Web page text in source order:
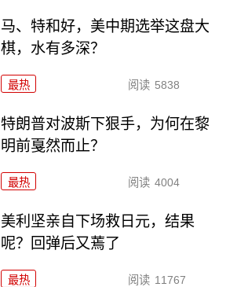
马、特和好，美中期选举这盘大
棋，水有多深？
最热 阅读 5838
特朗普对波斯下狠手，为何在黎
明前戛然而止？
最热 阅读 4004
美利坚亲自下场救日元，结果
呢？回弹后又蔫了
最热 阅读 11767